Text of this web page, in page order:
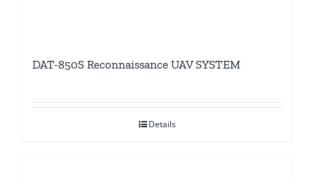
DAT-850S Reconnaissance UAV SYSTEM
Details